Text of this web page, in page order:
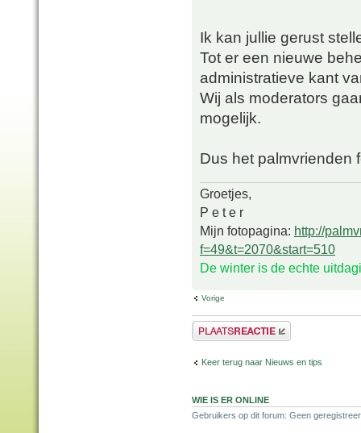
Ik kan jullie gerust
Tot er een nieuwe
administratieve kant
Wij als moderators
mogelijk.
Dus het palmvrienden
Groetjes,
P e t e r
Mijn fotopagina: http://
f=49&t=2070&start=510
De winter is de echte
Vorige
Plaats een reactie
Keer terug naar Nieuws en tips
WIE IS ER ONLINE
Gebruikers op dit forum: Geen